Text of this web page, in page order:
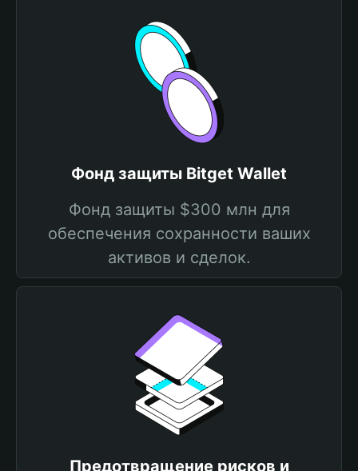
Фонд защиты Bitget Wallet
Фонд защиты $300 млн для
обеспечения сохранности ваших
активов и сделок.
Предотвращение рисков и